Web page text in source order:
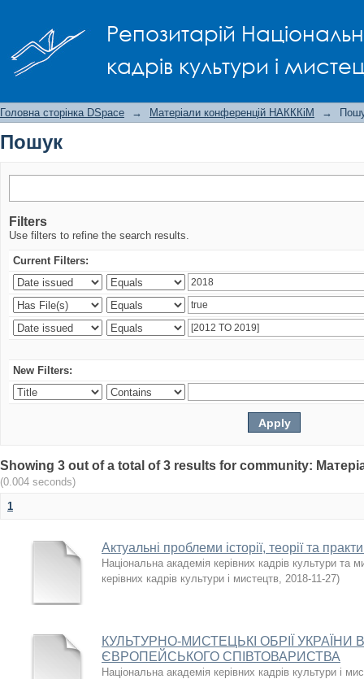
Репозитарій
кадрів культури і
Головна сторінка DSpace → Матеріали конференцій НАКККіМ →
Пошук
Filters
Use filters to refine the search results.
Current Filters:
New Filters:
Showing 3 out of a total of 3 results for community:
(0.004 seconds)
1
Актуальні проблеми історії, теорії та
Національна академія керівних кадрів культури та
керівних кадрів культури і мистецтв, 2018-11-27)
КУЛЬТУРНО-МИСТЕЦЬКІ ОБРІЇ УКРАЇНИ
ЄВРОПЕЙСЬКОГО СПІВТОВАРИСТВА
Національна академія керівних кадрів культури і